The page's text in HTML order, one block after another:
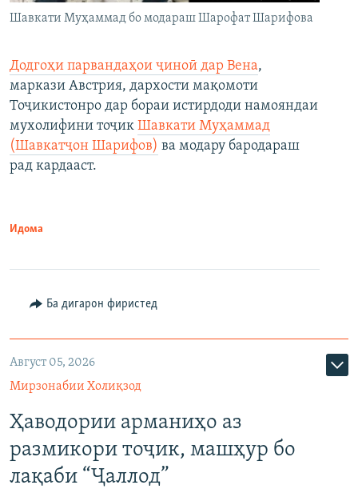
Шавкати Муҳаммад бо модараш Шарофат Шарифова
Додгоҳи парвандаҳои ҷиноӣ дар Вена,
маркази Австрия, дархости мақомоти
Тоҷикистонро дар бораи истирдоди намояндаи
мухолифини тоҷик Шавкати Муҳаммад
(Шавкатҷон Шарифов) ва модару бародараш
рад кардааст.
Идома
Ба дигарон фиристед
Август 05, 2026
Мирзонабии Холиқзод
Ҳаводории арманиҳо аз
размикори тоҷик, машҳур бо
лақаби “Ҷаллод”